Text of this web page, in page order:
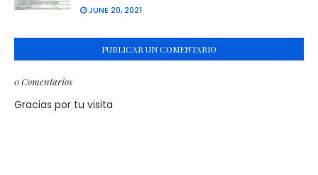
JUNE 20, 2021
PUBLICAR UN COMENTARIO
0 Comentarios
Gracias por tu visita